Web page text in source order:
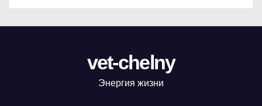
vet-chelny
Энергия жизни